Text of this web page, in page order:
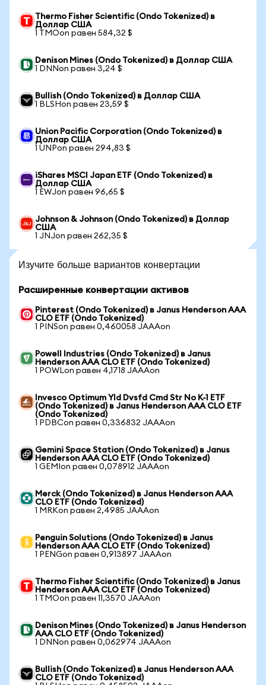
Thermo Fisher Scientific (Ondo Tokenized) в
Доллар США
1 TMOon равен 584,32 $
Denison Mines (Ondo Tokenized) в Доллар США
1 DNNon равен 3,24 $
Bullish (Ondo Tokenized) в Доллар США
1 BLSHon равен 23,59 $
Union Pacific Corporation (Ondo Tokenized) в
Доллар США
1 UNPon равен 294,83 $
iShares MSCI Japan ETF (Ondo Tokenized) в
Доллар США
1 EWJon равен 96,65 $
Johnson & Johnson (Ondo Tokenized) в Доллар
США
1 JNJon равен 262,35 $
Изучите больше вариантов конвертации
Расширенные конвертации активов
Pinterest (Ondo Tokenized) в Janus Henderson AAA
CLO ETF (Ondo Tokenized)
1 PINSon равен 0,460058 JAAAon
Powell Industries (Ondo Tokenized) в Janus
Henderson AAA CLO ETF (Ondo Tokenized)
1 POWLon равен 4,1718 JAAAon
Invesco Optimum Yld Dvsfd Cmd Str No K-1 ETF
(Ondo Tokenized) в Janus Henderson AAA CLO ETF
(Ondo Tokenized)
1 PDBCon равен 0,336832 JAAAon
Gemini Space Station (Ondo Tokenized) в Janus
Henderson AAA CLO ETF (Ondo Tokenized)
1 GEMIon равен 0,078912 JAAAon
Merck (Ondo Tokenized) в Janus Henderson AAA
CLO ETF (Ondo Tokenized)
1 MRKon равен 2,4985 JAAAon
Penguin Solutions (Ondo Tokenized) в Janus
Henderson AAA CLO ETF (Ondo Tokenized)
1 PENGon равен 0,913897 JAAAon
Thermo Fisher Scientific (Ondo Tokenized) в Janus
Henderson AAA CLO ETF (Ondo Tokenized)
1 TMOon равен 11,3570 JAAAon
Denison Mines (Ondo Tokenized) в Janus Henderson
AAA CLO ETF (Ondo Tokenized)
1 DNNon равен 0,062974 JAAAon
Bullish (Ondo Tokenized) в Janus Henderson AAA
CLO ETF (Ondo Tokenized)